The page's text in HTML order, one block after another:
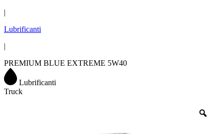
|
Lubrificanti
|
PREMIUM BLUE EXTREME 5W40
Lubrificanti
Truck